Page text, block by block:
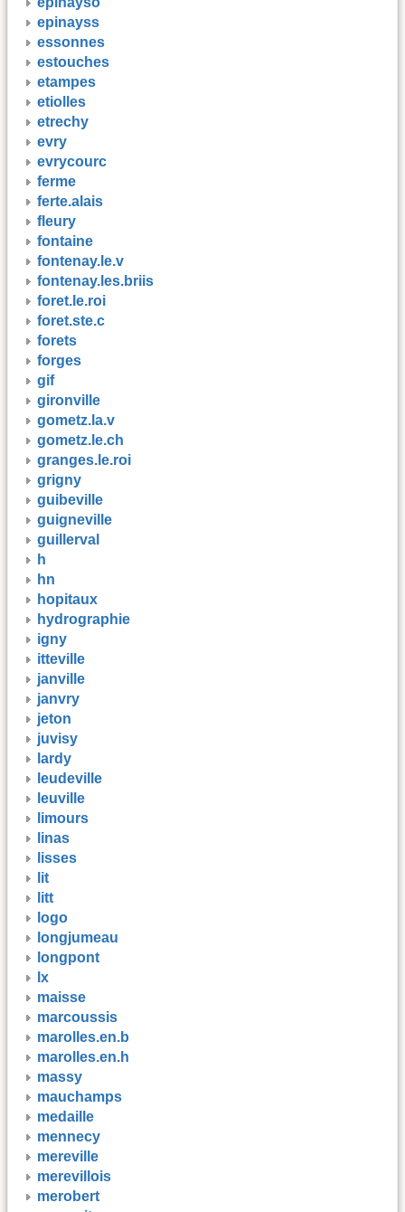
epinayss
essonnes
estouches
etampes
etiolles
etrechy
evry
evrycourc
ferme
ferte.alais
fleury
fontaine
fontenay.le.v
fontenay.les.briis
foret.le.roi
foret.ste.c
forets
forges
gif
gironville
gometz.la.v
gometz.le.ch
granges.le.roi
grigny
guibeville
guigneville
guillerval
h
hn
hopitaux
hydrographie
igny
itteville
janville
janvry
jeton
juvisy
lardy
leudeville
leuville
limours
linas
lisses
lit
litt
logo
longjumeau
longpont
lx
maisse
marcoussis
marolles.en.b
marolles.en.h
massy
mauchamps
medaille
mennecy
mereville
merevillois
merobert